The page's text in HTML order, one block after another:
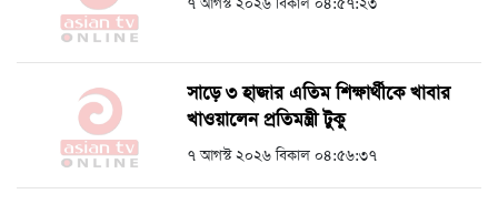
সাড়ে ৩ হাজার এতিম শিক্ষার্থীকে খাবার
খাওয়ালেন প্রতিমন্ত্রী টুকু
৭ আগস্ট ২০২৬ বিকাল ০৪:৫৬:৩৭